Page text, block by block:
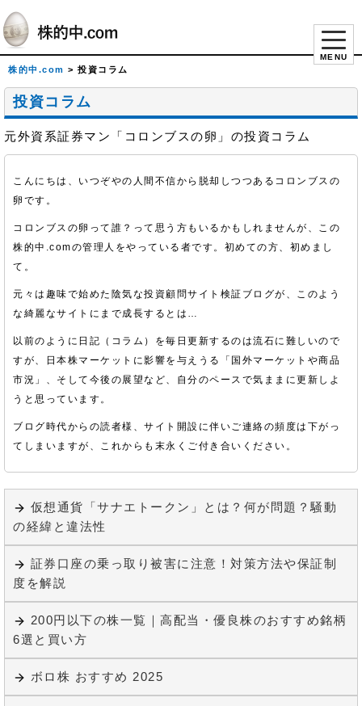
MENU
株的中.com > 投資コラム
投資コラム
元外資系証券マン「コロンブスの卵」の投資コラム
こんにちは、いつぞやの人間不信から脱却しつつあるコロンブスの
卵です。
コロンブスの卵って誰？って思う方もいるかもしれませんが、この
株的中.comの管理人をやっている者です。初めての方、初めまし
て。
元々は趣味で始めた陰気な投資顧問サイト検証ブログが、このよう
な綺麗なサイトにまで成長するとは…
以前のように日記（コラム）を毎日更新するのは流石に難しいので
すが、日本株マーケットに影響を与えうる「国外マーケットや商品
市況」、そして今後の展望など、自分のペースで気ままに更新しよ
うと思っています。
ブログ時代からの読者様、サイト開設に伴いご連絡の頻度は下がっ
てしまいますが、これからも末永くご付き合いください。
仮想通貨「サナエトークン」とは？何が問題？騒動
の経緯と違法性
証券口座の乗っ取り被害に注意！対策方法や保証制
度を解説
200円以下の株一覧｜高配当・優良株のおすすめ銘柄
6選と買い方
ボロ株 おすすめ 2025